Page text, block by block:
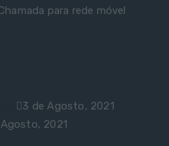
para rede móvel
3 de Agosto, 2021
2021